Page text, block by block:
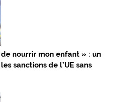
nourrir mon enfant » : un
sanctions de l’UE sans